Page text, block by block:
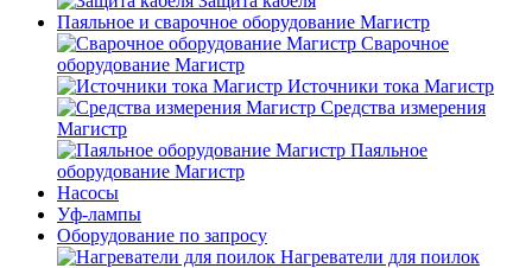
Паяльное и сварочное оборудование Магистр
Сварочное
оборудование Магистр
Источники тока Магистр
Средства измерения
Магистр
Паяльное
оборудование Магистр
Насосы
Уф-лампы
Оборудование по запросу
Нагреватели для поилок